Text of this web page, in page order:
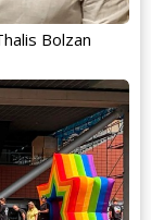
Bolzan